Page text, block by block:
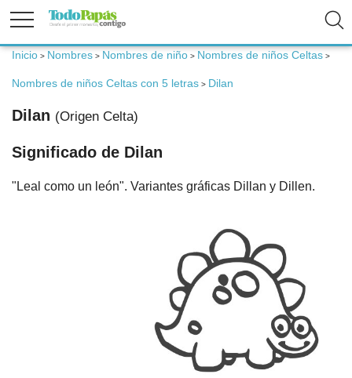
Fertilidad
Embarazo
Bebé
Inicio > Nombres > Nombres de niño > Nombres de niños Celtas >
Nombres de niños Celtas con 5 letras > Dilan
Dilan (Origen Celta)
Significado de Dilan
"Leal como un león". Variantes gráficas Dillan y Dillen.